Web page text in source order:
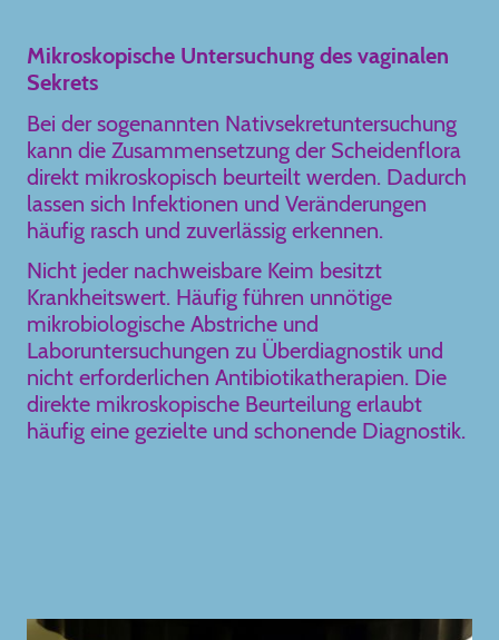
Mikroskopische Untersuchung des vaginalen
Sekrets
Bei der sogenannten Nativsekretuntersuchung
kann die Zusammensetzung der Scheidenflora
direkt mikroskopisch beurteilt werden. Dadurch
lassen sich Infektionen und Veränderungen
häufig rasch und zuverlässig erkennen.
Nicht jeder nachweisbare Keim besitzt
Krankheitswert. Häufig führen unnötige
mikrobiologische Abstriche und
Laboruntersuchungen zu Überdiagnostik und
nicht erforderlichen Antibiotikatherapien. Die
direkte mikroskopische Beurteilung erlaubt
häufig eine gezielte und schonende Diagnostik.